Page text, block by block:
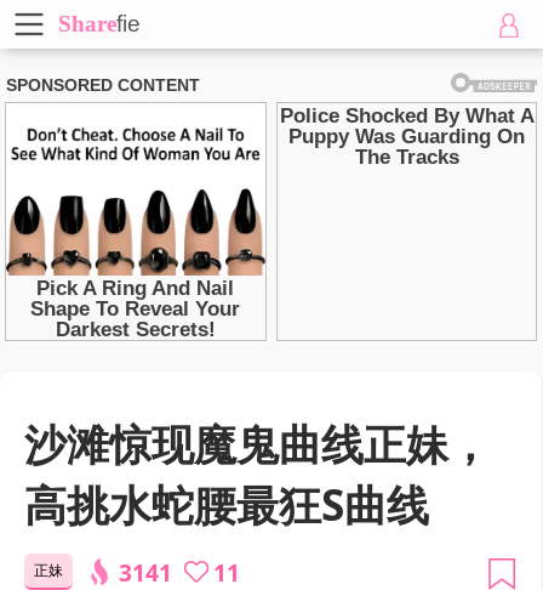
Sharefie
沙滩惊现魔鬼曲线正妹，
高挑水蛇腰最狂S曲线
正妹 3141 11